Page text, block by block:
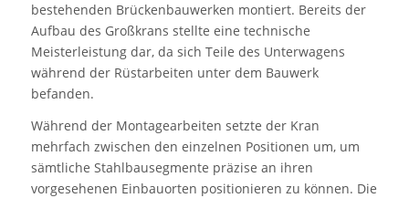
bestehenden Brückenbauwerken montiert. Bereits der
Aufbau des Großkrans stellte eine technische
Meisterleistung dar, da sich Teile des Unterwagens
während der Rüstarbeiten unter dem Bauwerk
befanden.
Während der Montagearbeiten setzte der Kran
mehrfach zwischen den einzelnen Positionen um, um
sämtliche Stahlbausegmente präzise an ihren
vorgesehenen Einbauorten positionieren zu können. Die